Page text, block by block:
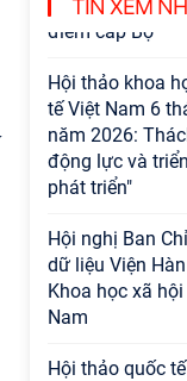
TIN XEM
Chương trình
điểm cấp Bộ
Hội thảo khoa
tế Việt Nam 6
năm 2026:
động lực và
phát triển"
Hội nghị Ban
dữ liệu Viện
Khoa học xã
Nam
Hội thảo quốc